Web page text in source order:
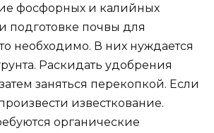
фосфорных и калийных
подготовке почвы для
необходимо. В них нуждается
Раскидать удобрения
заняться перекопкой. Если
известкование.
органические